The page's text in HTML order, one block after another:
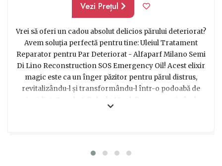
Vezi Prețul
Vrei să oferi un cadou absolut delicios părului deteriorat?
Avem soluția perfectă pentru tine: Uleiul Tratament
Reparator pentru Par Deteriorat - Alfaparf Milano Semi
Di Lino Reconstruction SOS Emergency Oil! Acest elixir
magic este ca un înger păzitor pentru părul distrus,
revitalizându-l și transformându-l într-o podoabă de
invidiat. Cu cele 6 fiole de 13 ml, fiecare conținând
acest SOS Emergency Oil îi oferă o doză rapidă de iubire